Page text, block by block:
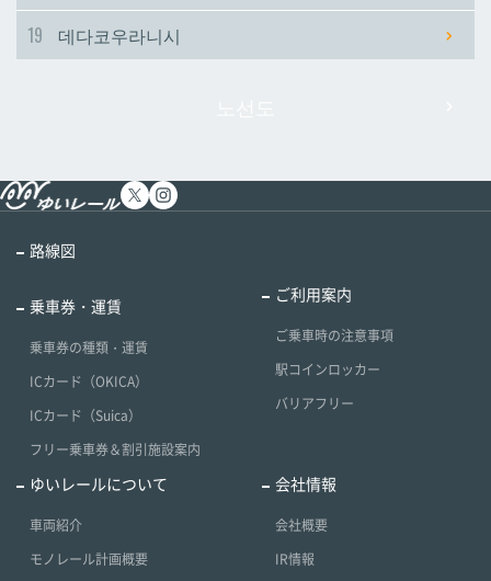
19
데다코우라니시
路線図
乗車券・運賃
乗車券の種類・運賃
ICカード（OKICA）
ICカード（Suica）
フリー乗車券＆割引施設案内
ご利用案内
ご乗車時の注意事項
駅コインロッカー
バリアフリー
ゆいレールについて
車両紹介
モノレール計画概要
会社情報
会社概要
IR情報